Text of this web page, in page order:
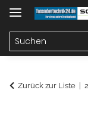
Zurück zur Liste